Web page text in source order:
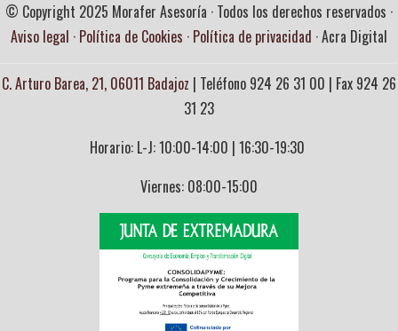
© Copyright 2025 Morafer Asesoría · Todos los derechos reservados ·
Aviso legal · Política de Cookies · Política de privacidad · Acra Digital
C. Arturo Barea, 21, 06011 Badajoz | Teléfono 924 26 31 00 | Fax 924 26
31 23
Horario: L-J: 10:00-14:00 | 16:30-19:30
Viernes: 08:00-15:00